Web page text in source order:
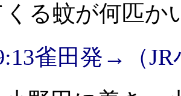
くる蚊が何匹か
雀田発→（